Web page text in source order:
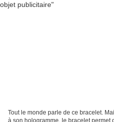
Tout le monde parle de ce bracelet.
à son hologramme, le bracelet permet